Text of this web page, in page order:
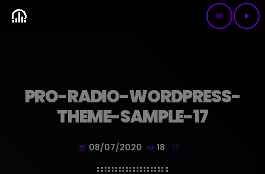
menu play_arrow
PRO-RADIO-WORDPRESS-
THEME-SAMPLE-17
today 08/07/2020 18